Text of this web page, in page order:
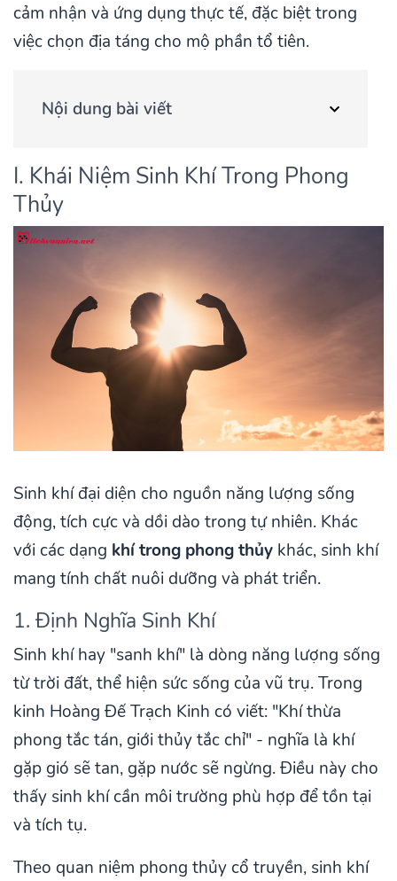
cảm nhận và ứng dụng thực tế, đặc biệt trong
việc chọn địa táng cho mộ phần tổ tiên.
Nội dung bài viết
I. Khái Niệm Sinh Khí Trong Phong
Thủy
Sinh khí đại diện cho nguồn năng lượng sống
động, tích cực và dồi dào trong tự nhiên. Khác
với các dạng khí trong phong thủy khác, sinh khí
mang tính chất nuôi dưỡng và phát triển.
1. Định Nghĩa Sinh Khí
Sinh khí hay "sanh khí" là dòng năng lượng sống
từ trời đất, thể hiện sức sống của vũ trụ. Trong
kinh Hoàng Đế Trạch Kinh có viết: "Khí thừa
phong tắc tán, giới thủy tắc chỉ" - nghĩa là khí
gặp gió sẽ tan, gặp nước sẽ ngừng. Điều này cho
thấy sinh khí cần môi trường phù hợp để tồn tại
và tích tụ.
Theo quan niệm phong thủy cổ truyền, sinh khí